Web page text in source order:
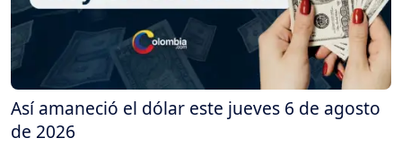
Así amaneció el dólar este jueves 6 de agosto
de 2026